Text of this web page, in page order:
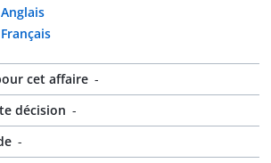
Anglais
Français
cet affaire -
décision -
-